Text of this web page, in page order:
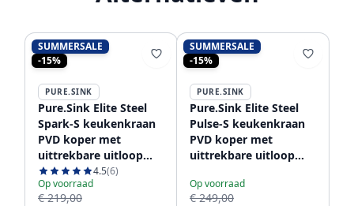
SUMMERSALE
-15%
PURE.SINK
Pure.Sink Elite Steel
Spark-S keukenkraan
PVD koper met
uittrekbare uitloop
PS8041-624.5(6)
Op voorraad
€ 219,00
SUMMERSALE
-15%
PURE.SINK
Pure.Sink Elite Steel
Pulse-S keukenkraan
PVD koper met
uittrekbare uitloop
Op voorraad
€ 249,00